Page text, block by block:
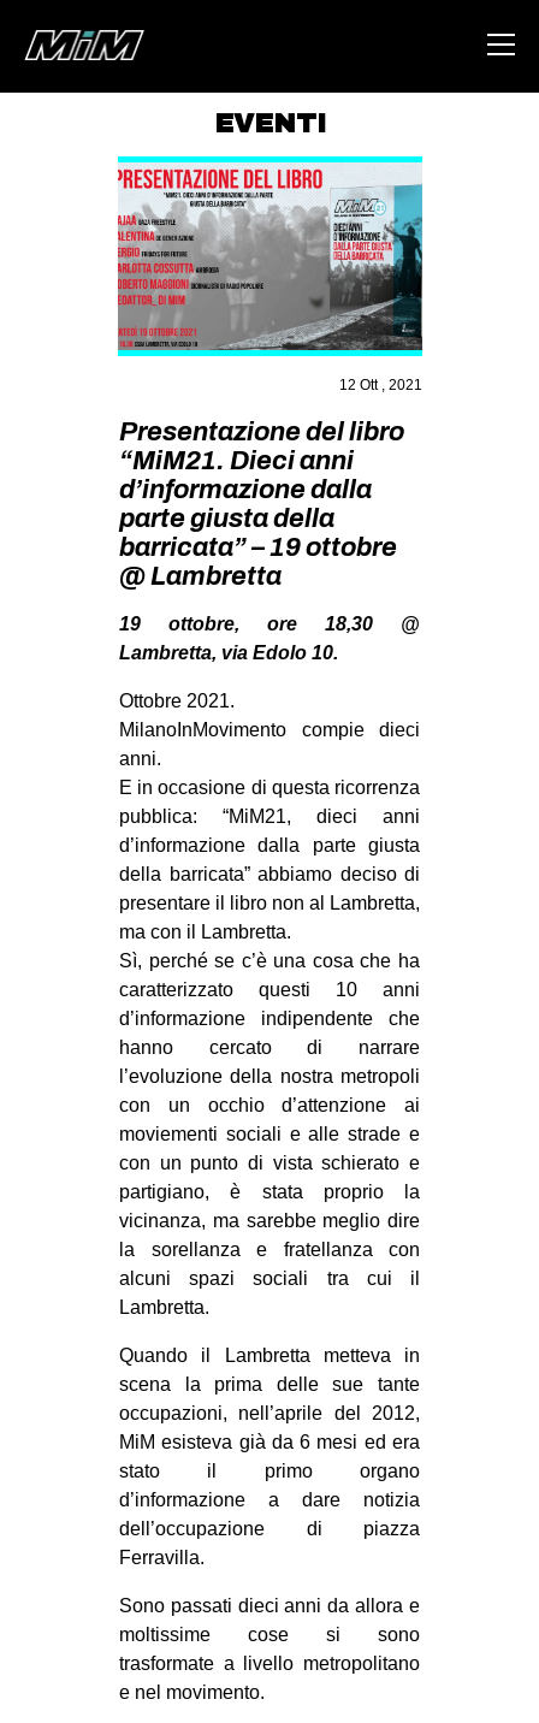
ABOUT
AREA
DEGENERAZIONE
GAZA FREESTYLE
CSOA LAMBRETTA
MSM
STUDENTI TSUNAMI
ZAM
MILANO
SPAZI
MOVIMENTI
ANTIFASCISMO
DIRITTO ALL’ABITARE
MIGRAZIONI
PRECARIATO
REPRESSIONE
STUDENTI
CULTURE
ARTE
CINEMA
MANIFESTI
INTERNAZIONALE
AFRICA
AMERICHE
ESTREMO ORIENTE
MEDIO ORIENTE
MONDO
EVENTI
12 Ott , 2021
Presentazione del libro
“MiM21. Dieci anni
d’informazione dalla
parte giusta della
barricata” – 19 ottobre
@ Lambretta
19 ottobre, ore 18,30 @
Lambretta, via Edolo 10.
Ottobre 2021.
MilanoInMovimento compie dieci
anni.
E in occasione di questa ricorrenza
pubblica: “MiM21, dieci anni
d’informazione dalla parte giusta
della barricata” abbiamo deciso di
presentare il libro non al Lambretta,
ma con il Lambretta.
Sì, perché se c’è una cosa che ha
caratterizzato questi 10 anni
d’informazione indipendente che
hanno cercato di narrare
l’evoluzione della nostra metropoli
con un occhio d’attenzione ai
moviementi sociali e alle strade e
con un punto di vista schierato e
partigiano, è stata proprio la
vicinanza, ma sarebbe meglio dire
la sorellanza e fratellanza con
alcuni spazi sociali tra cui il
Lambretta.
Quando il Lambretta metteva in
scena la prima delle sue tante
occupazioni, nell’aprile del 2012,
MiM esisteva già da 6 mesi ed era
stato il primo organo
d’informazione a dare notizia
dell’occupazione di piazza
Ferravilla.
Sono passati dieci anni da allora e
moltissime cose si sono
trasformate a livello metropolitano
e nel movimento.